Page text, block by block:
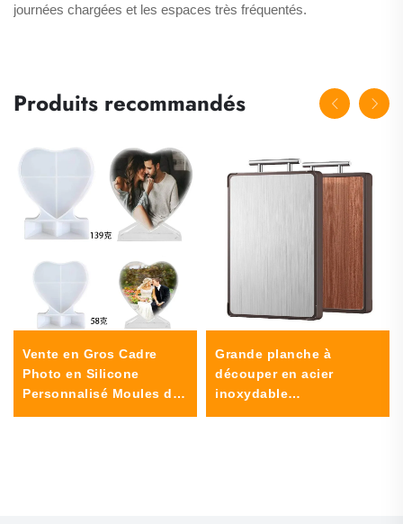
journées chargées et les espaces très fréquentés.
Produits recommandés
Vente en Gros Cadre
Photo en Silicone
Personnalisé Moules de
Coulée Art Résine DIY
Grande planche à
découper en acier
inoxydable
antibactérienne double